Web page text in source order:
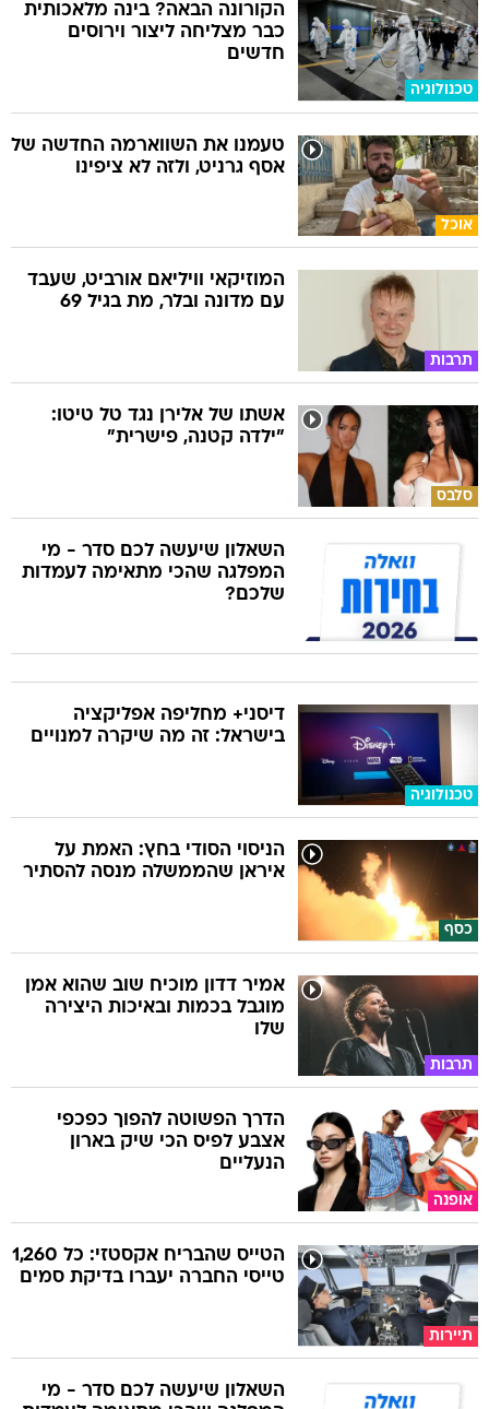
טכנולוגיה
הקורונה הבאה? בינה מלאכותית
כבר מצליחה ליצור וירוסים
חדשים
אוכל
טעמנו את השווארמה החדשה של
אסף גרניט, ולזה לא ציפינו
תרבות
המוזיקאי וויליאם אורביט, שעבד
עם מדונה ובלר, מת בגיל 69
סלבס
אשתו של אלירן נגד טל טיטו:
"ילדה קטנה, פישרית"
השאלון שיעשה לכם סדר - מי
המפלגה שהכי מתאימה לעמדות
שלכם?
טכנולוגיה
דיסני+ מחליפה אפליקציה
בישראל: זה מה שיקרה למנויים
כסף
הניסוי הסודי בחץ: האמת על
איראן שהממשלה מנסה להסתיר
תרבות
אמיר דדון מוכיח שוב שהוא אמן
מוגבל בכמות ובאיכות היצירה
שלו
אופנה
הדרך הפשוטה להפוך כפכפי
אצבע לפיס הכי שיק בארון
הנעליים
תיירות
הטייס שהבריח אקסטזי: כל 1,260
טייסי החברה יעברו בדיקת סמים
השאלון שיעשה לכם סדר - מי